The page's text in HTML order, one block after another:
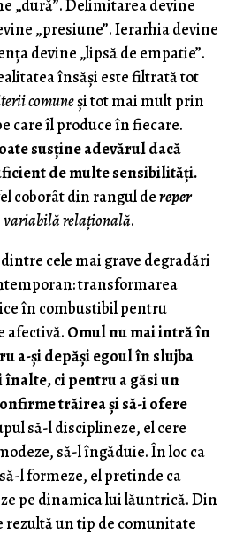
„dură”. Delimitarea devine
„presiune”. Ierarhia devine
devine „lipsă de empatie”.
însăși este filtrată tot
comuneși tot mai mult prin
care îl produce în fiecare.
susține adevărul dacă
de multe sensibilități.
coborât din rangul dereper
variabilă relațională.
cele mai grave degradări
transformarea
în combustibil pentru
afectivă. Omul nu mai intră în
a-și depăși egoul în slujba
ci pentru a găsi un
trăirea și să-i ofere
să-l disciplineze, el cere
să-l îngăduie. În loc ca
l formeze, el pretinde ca
pe dinamica lui lăuntrică. Din
rezultă un tip de comunitate